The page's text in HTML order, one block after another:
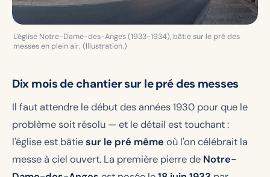
L'église Notre-Dame-des-Anges (1933-1934), bâtie sur le pré des
messes en plein air. (Illustration.)
Dix mois de chantier sur le pré des messes
Il faut attendre le début des années 1930 pour que le
problème soit résolu — et le détail est touchant :
l'église est bâtiesur le pré même où l'on célébrait la
messe à ciel ouvert. La première pierre de Notre-